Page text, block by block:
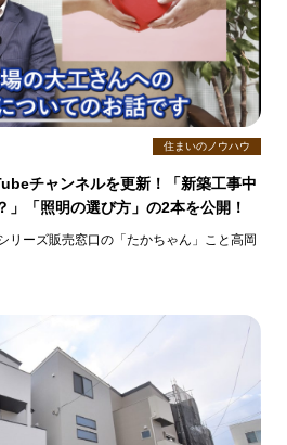
住まいのノウハウ
チャンネルを更新！「新築工事中
」「照明の選び方」の2本を公開！
リーズ販売窓口の「たかちゃん」こと高岡